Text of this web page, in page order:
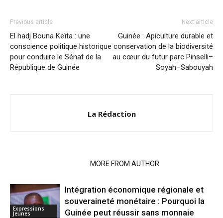
Previous article
El hadj Bouna Keïta : une
conscience politique historique
pour conduire le Sénat de la
République de Guinée
Next article
Guinée : Apiculture durable et
conservation de la biodiversité
au cœur du futur parc Pinselli–
Soyah–Sabouyah
La Rédaction
MORE FROM AUTHOR
Expressions
Jeunes
Intégration économique régionale et
souveraineté monétaire : Pourquoi la
Guinée peut réussir sans monnaie